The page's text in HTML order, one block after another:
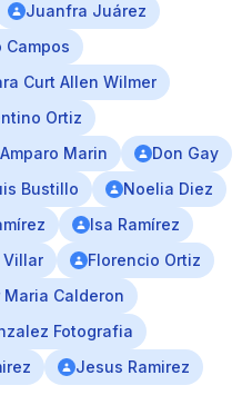
Juanfra Juárez
Campos
Curt Allen Wilmer
Ortiz
Amparo Marin
Don Gay
Bustillo
Noelia Diez
Isa Ramírez
Villar
Florencio Ortiz
Maria Calderon
Fotografia
Jesus Ramirez